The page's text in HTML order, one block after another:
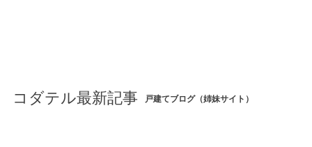
コダテル最新記事 戸建てブログ（姉妹サイト）